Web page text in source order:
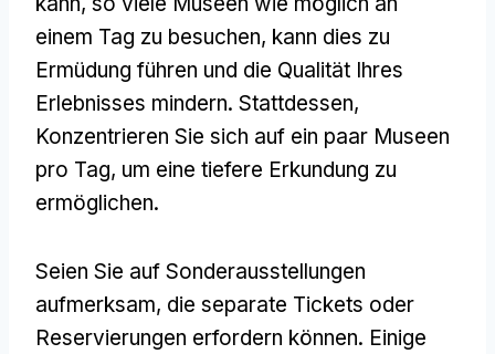
einem Tag zu besuchen, kann dies zu
Ermüdung führen und die Qualität Ihres
Erlebnisses mindern. Stattdessen,
Konzentrieren Sie sich auf ein paar Museen
pro Tag, um eine tiefere Erkundung zu
ermöglichen.
Seien Sie auf Sonderausstellungen
aufmerksam, die separate Tickets oder
Reservierungen erfordern können. Einige